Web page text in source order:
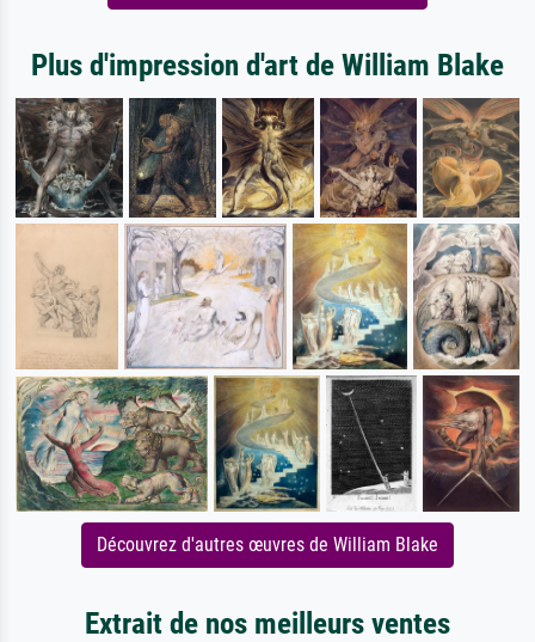
Plus d'impression d'art de William Blake
Découvrez d'autres œuvres de William Blake
Extrait de nos meilleurs ventes